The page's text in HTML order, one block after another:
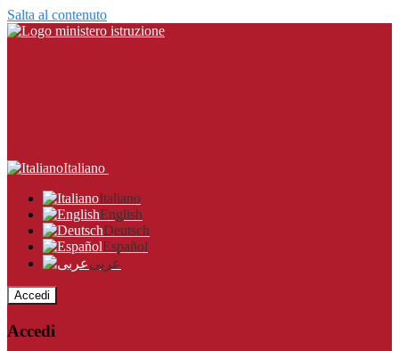
Salta al contenuto
Italiano
Italiano
English
Deutsch
Español
عربى
Accedi
Accedi